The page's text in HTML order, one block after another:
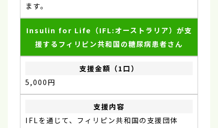
ます。
Insulin for Life（IFL:オーストラリア）が支
援するフィリピン共和国の糖尿病患者さん
5,000円
IFLを通じて、フィリピン共和国の支援団体